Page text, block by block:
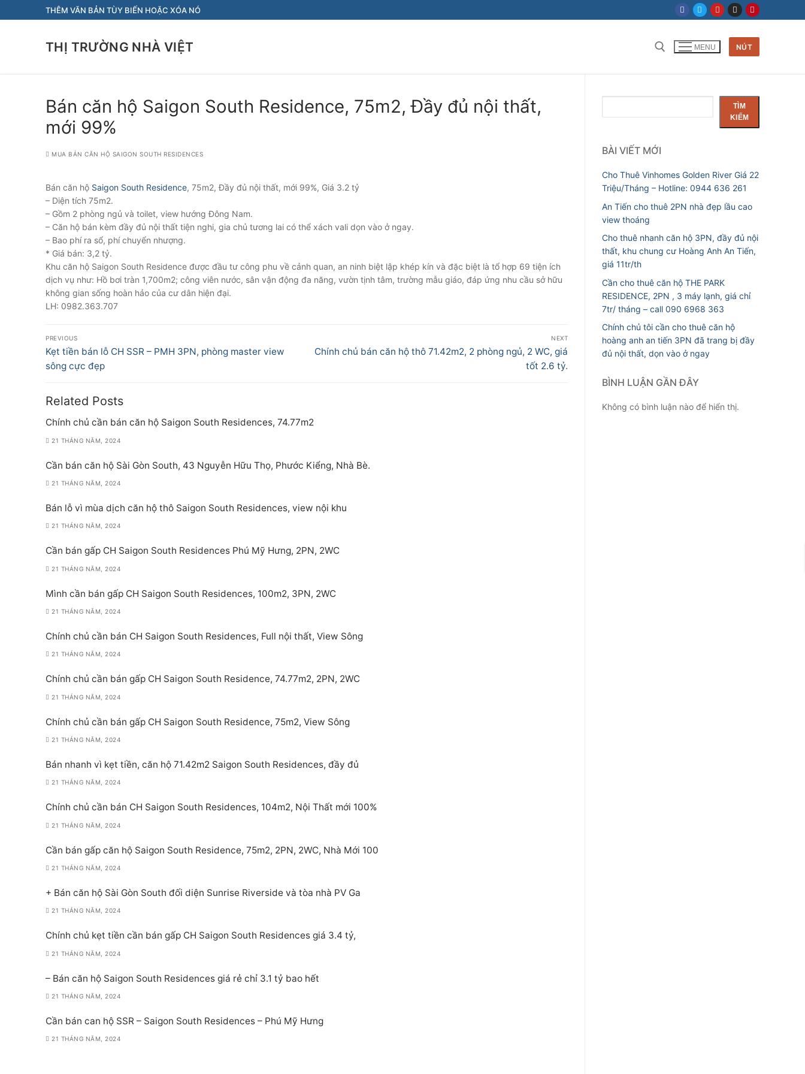
đến
THÊM VĂN BẢN TÙY BIẾN HOẶC XÓA NÓ
THỊ TRƯỜNG NHÀ VIỆT
Tìm kiếm cho:
MENU NÚT
Bán căn hộ Saigon South Residence, 75m2, Đầy đủ nội thất,
mới 99%
MUA BÁN CĂN HỘ SAIGON SOUTH RESIDENCES
Bán căn hộ Saigon South Residence, 75m2, Đầy đủ nội thất, mới 99%, Giá 3.2 tỷ
– Diện tích 75m2.
– Gồm 2 phòng ngủ và toilet, view hướng Đông Nam.
– Căn hộ bán kèm đầy đủ nội thất tiện nghi, gia chủ tương lai có thể xách vali dọn vào ở ngay.
– Bao phí ra sổ, phí chuyển nhượng.
* Giá bán: 3,2 tỷ.
Khu căn hộ Saigon South Residence được đầu tư công phu về cảnh quan, an ninh biệt lập khép kín và đặc biệt là tổ hợp 69 tiện ích
dịch vụ như: Hồ bơi tràn 1,700m2; công viên nước, sân vận động đa năng, vườn tịnh tâm, trường mẫu giáo, đáp ứng nhu cầu sở hữu
không gian sống hoàn hảo của cư dân hiện đại.
LH: 0982.363.707
Điều
hướng
bài
viết
PREVIOUS
Previous
post:
Kẹt tiền bán lỗ CH SSR – PMH 3PN, phòng master view
sông cực đẹp
NEXT
Next
Chính chủ bán căn hộ thô 71.42m2, 2 phòng ngủ, 2 WC, giá
tốt 2.6 tỷ.
Related Posts
Chính chủ cần bán căn hộ Saigon South Residences, 74.77m2
21 THÁNG NĂM, 2024
Cần bán căn hộ Sài Gòn South, 43 Nguyễn Hữu Thọ, Phước Kiểng, Nhà Bè.
21 THÁNG NĂM, 2024
Bán lỗ vì mùa dịch căn hộ thô Saigon South Residences, view nội khu
21 THÁNG NĂM, 2024
Cần bán gấp CH Saigon South Residences Phú Mỹ Hưng, 2PN, 2WC
21 THÁNG NĂM, 2024
Mình cần bán gấp CH Saigon South Residences, 100m2, 3PN, 2WC
21 THÁNG NĂM, 2024
Chính chủ cần bán CH Saigon South Residences, Full nội thất, View Sông
21 THÁNG NĂM, 2024
Chính chủ cần bán gấp CH Saigon South Residence, 74.77m2, 2PN, 2WC
21 THÁNG NĂM, 2024
Chính chủ cần bán gấp CH Saigon South Residence, 75m2, View Sông
21 THÁNG NĂM, 2024
Bán nhanh vì kẹt tiền, căn hộ 71.42m2 Saigon South Residences, đầy đủ
21 THÁNG NĂM, 2024
Chính chủ cần bán CH Saigon South Residences, 104m2, Nội Thất mới 100%
21 THÁNG NĂM, 2024
Cần bán gấp căn hộ Saigon South Residence, 75m2, 2PN, 2WC, Nhà Mới 100
21 THÁNG NĂM, 2024
+ Bán căn hộ Sài Gòn South đối diện Sunrise Riverside và tòa nhà PV Ga
21 THÁNG NĂM, 2024
Chính chủ kẹt tiền cần bán gấp CH Saigon South Residences giá 3.4 tỷ,
21 THÁNG NĂM, 2024
– Bán căn hộ Saigon South Residences giá rẻ chỉ 3.1 tỷ bao hết
21 THÁNG NĂM, 2024
Cần bán can hộ SSR – Saigon South Residences – Phú Mỹ Hưng
21 THÁNG NĂM, 2024
kiếm
TÌM
KIẾM
BÀI VIẾT MỚI
Cho Thuê Vinhomes Golden River Giá 22
Triệu/Tháng – Hotline: 0944 636 261
An Tiến cho thuê 2PN nhà đẹp lầu cao
view thoáng
Cho thuê nhanh căn hộ 3PN, đầy đủ nội
thất, khu chung cư Hoàng Anh An Tiến,
giá 11tr/th
Cần cho thuê căn hộ THE PARK
RESIDENCE, 2PN , 3 máy lạnh, giá chỉ
7tr/ tháng – call 090 6968 363
Chính chủ tôi cần cho thuê căn hộ
hoàng anh an tiến 3PN đã trang bị đầy
đủ nội thất, dọn vào ở ngay
BÌNH LUẬN GẦN ĐÂY
Không có bình luận nào để hiển thị.